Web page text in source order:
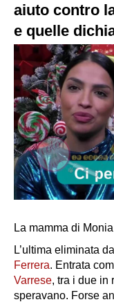
aiuto contro
e quelle
La mamma di
L’ultima eliminata dal
Ferrera. Entrata
Varrese, tra i due in
speravano. Forse